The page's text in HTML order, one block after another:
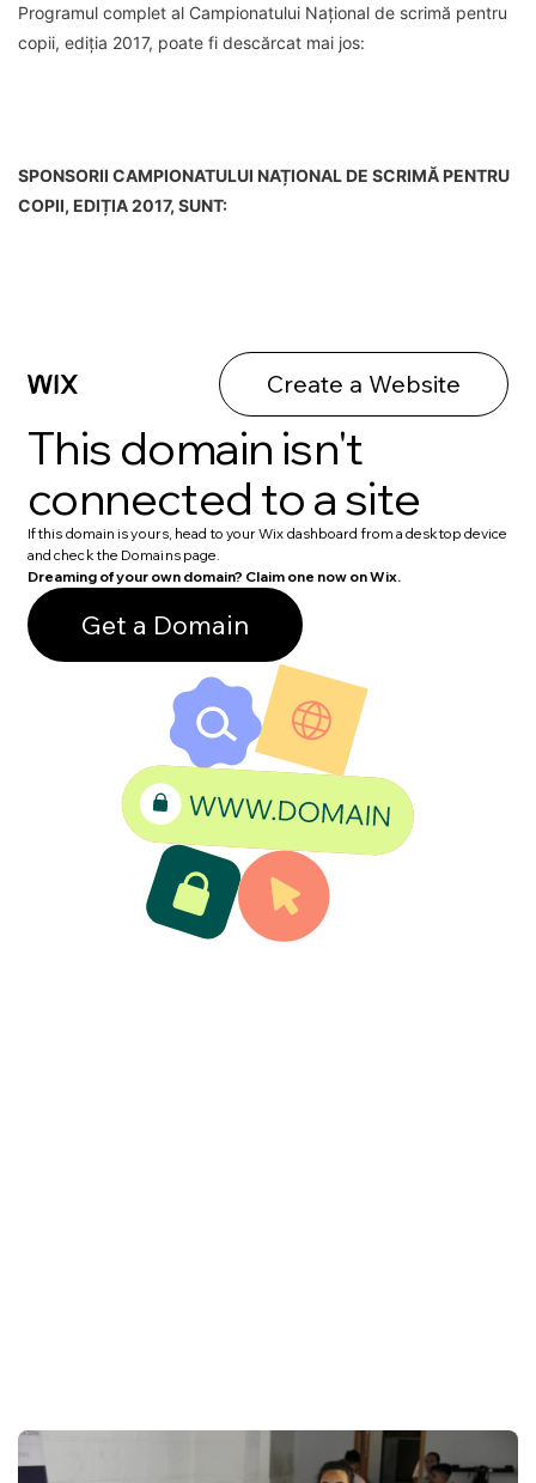
Programul complet al Campionatului Național de scrimă pentru
copii, ediția 2017, poate fi descărcat mai jos:
SPONSORII CAMPIONATULUI NAȚIONAL DE SCRIMĂ PENTRU
COPII, EDIȚIA 2017, SUNT: